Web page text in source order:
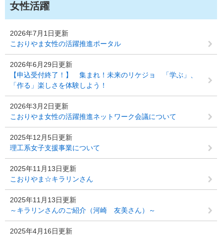
女性活躍
2026年7月1日更新
こおりやま女性の活躍推進ポータル
2026年6月29日更新
【申込受付終了！】 集まれ！未来のリケジョ 「学ぶ」、
「作る」楽しさを体験しよう！
2026年3月2日更新
こおりやま女性の活躍推進ネットワーク会議について
2025年12月5日更新
理工系女子支援事業について
2025年11月13日更新
こおりやま☆キラリンさん
2025年11月13日更新
～キラリンさんのご紹介（河崎 友美さん）～
2025年4月16日更新